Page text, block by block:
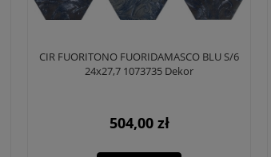
CIR FUORITONO FUORIDAMASCO BLU S/6
24x27,7 1073735 Dekor
504,00 zł